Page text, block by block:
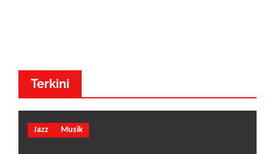
Terkini
Jazz Musik